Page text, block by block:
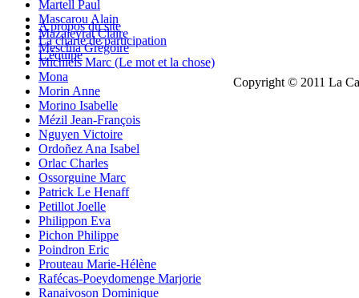
Martell Paul
Mascarou Alain
Mazaleyrat Claire
Meschia Grégoire
Michiels Marc (Le mot et la chose)
Mona
Morin Anne
Morino Isabelle
Mézil Jean-François
Nguyen Victoire
Ordoñez Ana Isabel
Orlac Charles
Ossorguine Marc
Patrick Le Henaff
Petillot Joelle
Philippon Eva
Pichon Philippe
Poindron Eric
Prouteau Marie-Hélène
Rafécas-Poeydomenge Marjorie
Ranaivoson Dominique
A propos du site
La charte de participation
L'équipe
Copyright © 2011 La